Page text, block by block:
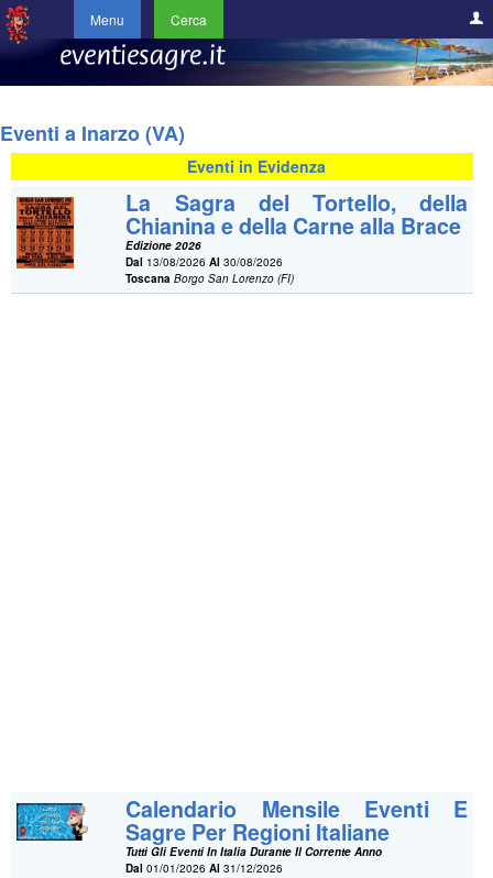
Menu Cerca
Eventi a Inarzo (VA)
Eventi in Evidenza
La Sagra del Tortello, della
Chianina e della Carne alla Brace
Edizione 2026
Dal 13/08/2026Al 30/08/2026
Toscana Borgo San Lorenzo (FI)
Calendario Mensile Eventi E
Sagre Per Regioni Italiane
Tutti Gli Eventi In Italia Durante Il Corrente Anno
Dal 01/01/2026Al 31/12/2026